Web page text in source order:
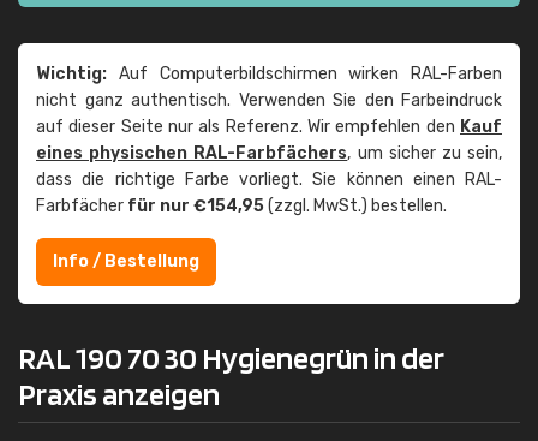
Wichtig: Auf Computerbildschirmen wirken RAL-Farben
nicht ganz authentisch. Verwenden Sie den Farbeindruck
auf dieser Seite nur als Referenz. Wir empfehlen den Kauf
eines physischen RAL-Farbfächers, um sicher zu sein,
dass die richtige Farbe vorliegt. Sie können einen RAL-
Farbfächer für nur €154,95(zzgl. MwSt.) bestellen.
Info / Bestellung
RAL 190 70 30 Hygienegrün in der
Praxis anzeigen